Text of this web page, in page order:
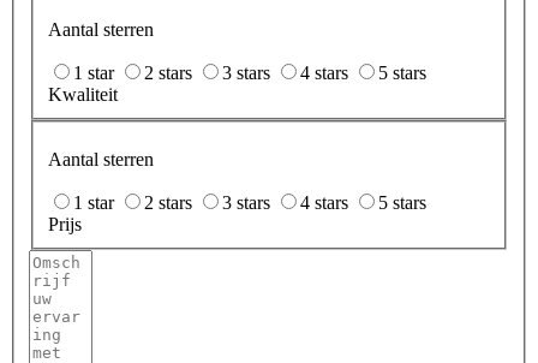
Aantal sterren
1 star 2 stars 3 stars 4 stars
5 stars
Kwaliteit
Aantal sterren
1 star 2 stars 3 stars 4 stars
5 stars
Prijs